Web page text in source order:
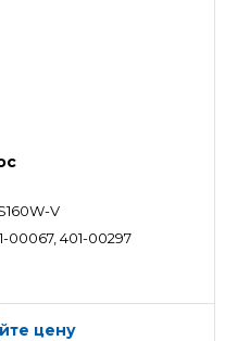
V
00067, 401-00297
цену